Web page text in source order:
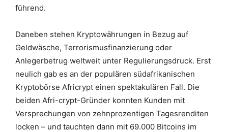
führend.
Daneben stehen Kryptowährungen in Bezug auf
Geldwäsche, Terrorismusfinanzierung oder
Anlegerbetrug weltweit unter Regulierungsdruck. Erst
neulich gab es an der populären südafrikanischen
Kryptobörse Africrypt einen spektakulären Fall. Die
beiden Afri-crypt-Gründer konnten Kunden mit
Versprechungen von zehnprozentigen Tagesrenditen
locken – und tauchten dann mit 69.000 Bitcoins im